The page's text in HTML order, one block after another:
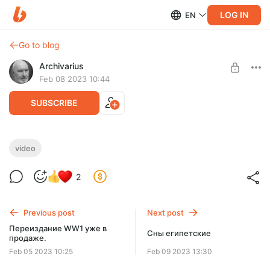
EN LOG IN
Go to blog
Archivarius
Feb 08 2023 10:44
SUBSCRIBE
ВИРТУАЛЬНАЯ ЭКСКУРСИЯ ПО МУЗЕЮ
Тем, кто в Египте никогда не был виртуальный проход по
Созерцающий
video
2
Previous post
Переиздание WW1 уже в
продаже.
Feb 05 2023 10:25
Next post
Сны египетские
Feb 09 2023 13:30